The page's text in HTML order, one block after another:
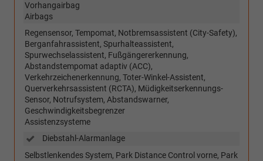
Vorhangairbag
Airbags
Regensensor, Tempomat, Notbremsassistent (City-Safety),
Berganfahrassistent, Spurhalteassistent,
Spurwechselassistent, Fußgängererkennung,
Abstandstempomat adaptiv (ACC),
Verkehrzeichenerkennung, Toter-Winkel-Assistent,
Querverkehrsassistent (RCTA), Müdigkeitserkennungs-
Sensor, Notrufsystem, Abstandswarner,
Geschwindigkeitsbegrenzer
Assistenzsysteme
Diebstahl-Alarmanlage
Selbstlenkendes System, Park Distance Control vorne, Park